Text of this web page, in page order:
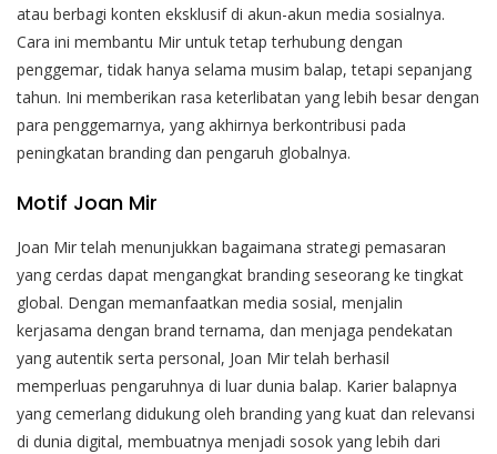
atau berbagi konten eksklusif di akun-akun media sosialnya.
Cara ini membantu Mir untuk tetap terhubung dengan
penggemar, tidak hanya selama musim balap, tetapi sepanjang
tahun. Ini memberikan rasa keterlibatan yang lebih besar dengan
para penggemarnya, yang akhirnya berkontribusi pada
peningkatan branding dan pengaruh globalnya.
Motif Joan Mir
Joan Mir telah menunjukkan bagaimana strategi pemasaran
yang cerdas dapat mengangkat branding seseorang ke tingkat
global. Dengan memanfaatkan media sosial, menjalin
kerjasama dengan brand ternama, dan menjaga pendekatan
yang autentik serta personal, Joan Mir telah berhasil
memperluas pengaruhnya di luar dunia balap. Karier balapnya
yang cemerlang didukung oleh branding yang kuat dan relevansi
di dunia digital, membuatnya menjadi sosok yang lebih dari